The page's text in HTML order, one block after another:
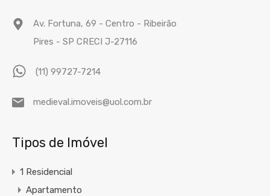
Av. Fortuna, 69 - Centro - Ribeirão
Pires - SP CRECI J-27116
(11) 99727-7214
medieval.imoveis@uol.com.br
Tipos de Imóvel
1 Residencial
Apartamento